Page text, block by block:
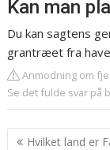
Kan man
Du kan sagtens
grantræet fra
Anmodning om
Se det fulde svar på
Hvilket land er